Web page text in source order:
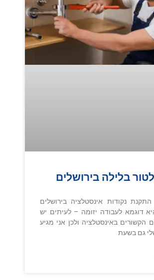
בלילה בירושלים
נקודות אינסטלציה בירושלים
דוגמא לעבודה יזומה – לעיתים יש
הקשורים באינסטלציה ולכן אני מגיע
גם בשעת